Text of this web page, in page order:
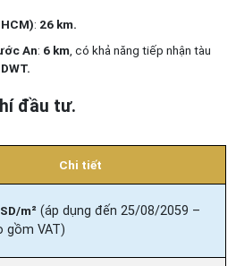
: 26 km.
An: 6 km , có khả năng tiếp nhận tàu
đầu tư.
Chi tiết
m² (áp dụng đến 25/08/2059 –
gồm VAT)